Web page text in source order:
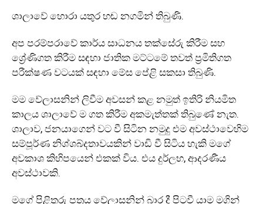
ශාලාවේ හොරා යතුර හඬ නගමින් තිබුණි.
අප පරම්පරාවේ කාර්ය සාධනය තක්සේරු කිරීම සහ
ශ්‍රේණිගත කිරීම සඳහා ජාතික මට්ටමේ තවත් ප්‍රමිතිගත
පරීක්ෂණ වටයක් සඳහා මේස පේළි සකසා තිබුණි.
මම වේලාසනින් ලිවීම අවසන් කළ නමුත් ඉතිරි නියමිත
කාලය ශාලාවේ ම ගත කිරීම අකමැත්තක් තිබුණේ නැත.
ශාලාව, ජනයාගෙන් වට වී සිටින නමුදු එම අවස්ථාවෙහිම
සම්පූර්ණ නිශ්ශබ්දතාවයකින් වාඩි වී සිටිය හැකි මගේ
අවකාශ කිහිපයෙන් එකක් විය. එය දුර්ලභ, ආදරණීය
අවස්ථාවකි.
මගේ පිළිතුරු පත්‍රය වේලාසනින් බාර දී පිටවී යාම මගින්